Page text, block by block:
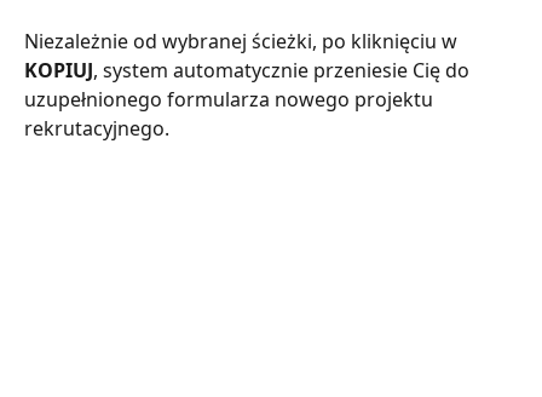
Niezależnie od wybranej ścieżki, po kliknięciu w
KOPIUJ, system automatycznie przeniesie Cię do
uzupełnionego formularza nowego projektu
rekrutacyjnego.